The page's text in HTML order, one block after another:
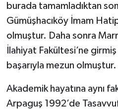
burada tamamladıktan
Gümüşhacıköy İmam
olmuştur. Daha sonra
İlahiyat Fakültesi’ne
başarıyla mezun olmuştur.
Akademik hayatına aynı
Arpaguş 1992’de